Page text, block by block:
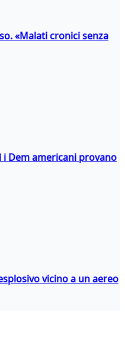
«Malati cronici senza
Dem americani provano
vicino a un aereo